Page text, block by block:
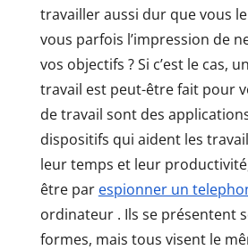
travailler aussi dur que vous
vous parfois l’impression de
vos objectifs ? Si c’est le cas,
travail est peut-être fait pour
de travail sont des
dispositifs qui aident les
leur temps et leur
être par espionner un
ordinateur . Ils se présentent
formes, mais tous visent le